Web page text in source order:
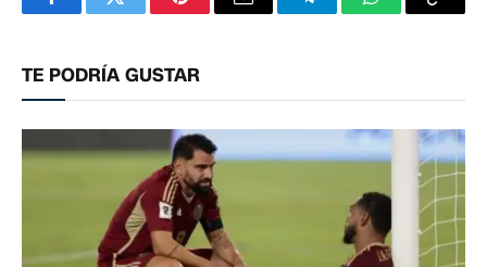
FacebookTwitterPinterestCorreoTelegramWhatsApp
TE PODRÍA GUSTAR